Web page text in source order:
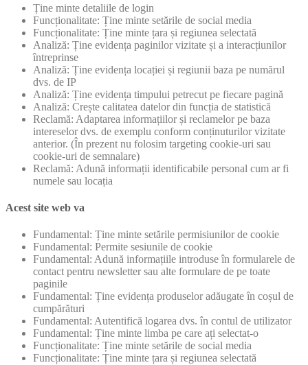
Ține minte detaliile de login
Funcționalitate: Ține minte setările de social media
Funcționalitate: Ține minte țara și regiunea selectată
Analiză: Ține evidența paginilor vizitate și a interacțiunilor
întreprinse
Analiză: Ține evidența locației și regiunii baza pe numărul
dvs. de IP
Analiză: Ține evidența timpului petrecut pe fiecare pagină
Analiză: Crește calitatea datelor din funcția de statistică
Reclamă: Adaptarea informațiilor și reclamelor pe baza
intereselor dvs. de exemplu conform conținuturilor vizitate
anterior. (În prezent nu folosim targeting cookie-uri sau
cookie-uri de semnalare)
Reclamă: Adună informații identificabile personal cum ar fi
numele sau locația
Acest site web va
Fundamental: Ține minte setările permisiunilor de cookie
Fundamental: Permite sesiunile de cookie
Fundamental: Adună informațiile introduse în formularele de
contact pentru newsletter sau alte formulare de pe toate
paginile
Fundamental: Ține evidența produselor adăugate în coșul de
cumpărături
Fundamental: Autentifică logarea dvs. în contul de utilizator
Fundamental: Ține minte limba pe care ați selectat-o
Funcționalitate: Ține minte setările de social media
Funcționalitate: Ține minte țara și regiunea selectată